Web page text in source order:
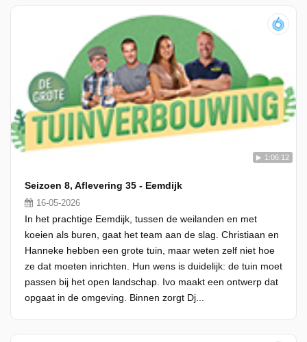
1:06:12
Seizoen 8, Aflevering 35 - Eemdijk
16-05-2026
In het prachtige Eemdijk, tussen de weilanden en met
koeien als buren, gaat het team aan de slag. Christiaan en
Hanneke hebben een grote tuin, maar weten zelf niet hoe
ze dat moeten inrichten. Hun wens is duidelijk: de tuin moet
passen bij het open landschap. Ivo maakt een ontwerp dat
opgaat in de omgeving. Binnen zorgt Dj...